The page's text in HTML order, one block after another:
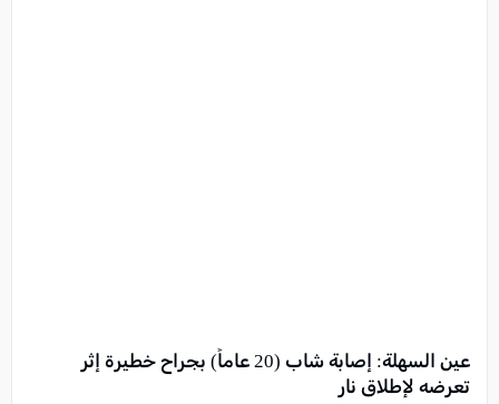
عين السهلة: إصابة شاب (20 عاماً) بجراح خطيرة إثر
تعرضه لإطلاق نار